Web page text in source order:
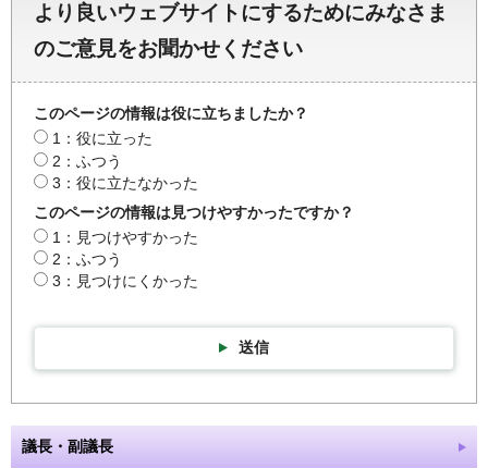
より良いウェブサイトにするためにみなさま
のご意見をお聞かせください
このページの情報は役に立ちましたか？
1：役に立った
2：ふつう
3：役に立たなかった
このページの情報は見つけやすかったですか？
1：見つけやすかった
2：ふつう
3：見つけにくかった
送信
議長・副議長